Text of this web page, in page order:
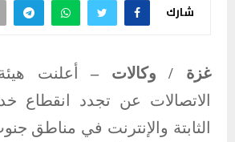
شارك
غزة / وكالات –
أعلنت
الاتصالات عن تجدد انقطاع
الثابتة والإنترنت في مناطق